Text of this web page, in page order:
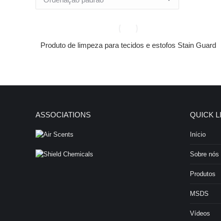
Produto de limpeza para tecidos e estofos Stain Guard
ASSOCIATIONS QUICK
Início
Sobre nós
Produtos
MSDS
Vídeos